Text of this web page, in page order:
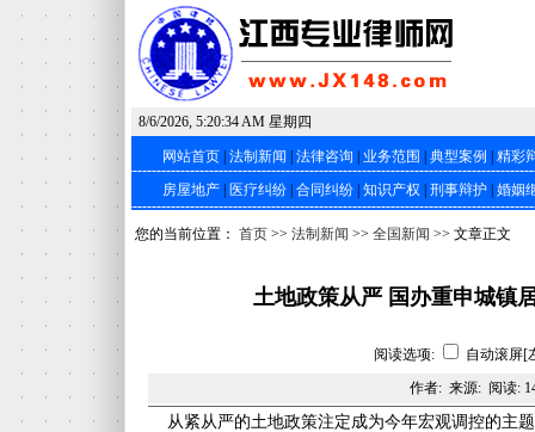
8/6/2026, 5:20:35 AM 星期四
网站首页 法制新闻 法律咨询 业务范围 典型案例
精彩
房屋地产
医疗纠纷 合同纠纷 知识产权 刑事辩护 婚姻
您的当前位置： 首页 >> 法制新闻 >> 全国新闻 >> 文章正文
土地政策从严 国办重申城镇
阅读选项:
自动滚屏[
作者: 来源: 阅读:
从紧从严的土地政策注定成为今年宏观调控的主